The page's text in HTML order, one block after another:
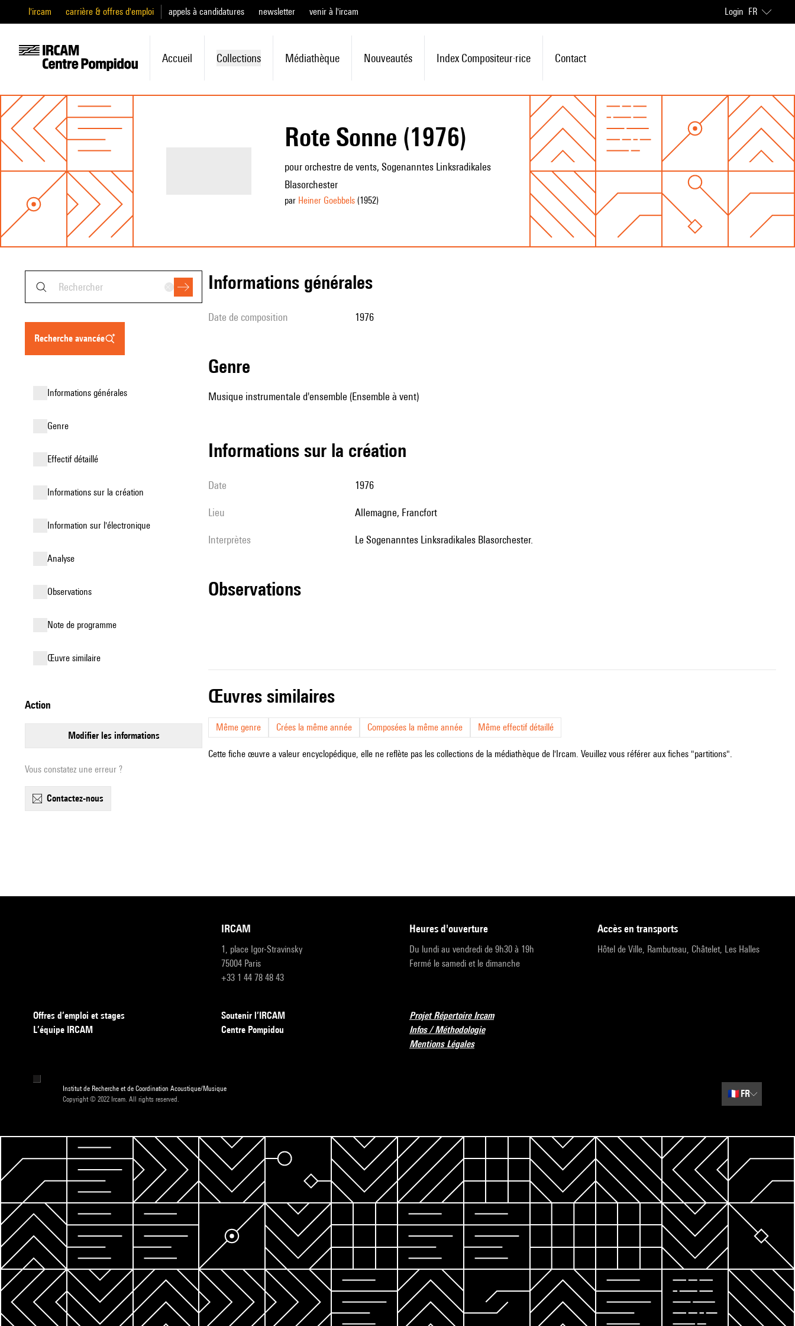
l'ircam carrière & offres d'emploi appels à candidatures newsletter venir à l'ircam Login FR
Accueil Collections Médiathèque Nouveautés Index Compositeur·rice Contact
Rote Sonne (1976)
pour orchestre de vents, Sogenanntes Linksradikales
Blasorchester
par Heiner Goebbels(1952)
recherche avancée
informations générales
genre
effectif détaillé
informations sur la création
Information sur l'électronique
analyse
observations
Note de programme
œuvre similaire
action
modifier les informations
Vous constatez une erreur ?
contactez-nous
informations générales
date de composition 1976
genre
Musique instrumentale d'ensemble (Ensemble à vent)
informations sur la création
date 1976
lieu Allemagne, Francfort
interprètes le Sogenanntes Linksradikales Blasorchester.
observations
œuvres similaires
Même genre Crées la même année Composées la même année Même effectif détaillé
Cette fiche œuvre a valeur encyclopédique, elle ne reflète pas les collections de la médiathèque de l'Ircam. Veuillez vous référer aux fiches "partitions".
IRCAM
1, place Igor-Stravinsky
75004 Paris
+33 1 44 78 48 43
heures d'ouverture
Du lundi au vendredi de 9h30 à 19h
Fermé le samedi et le dimanche
accès en transports
Hôtel de Ville, Rambuteau, Châtelet, Les Halles
Offres d’emploi et stages
L’équipe IRCAM
Soutenir l’IRCAM
Centre Pompidou
Projet Répertoire Ircam
Infos / Méthodologie
Mentions Légales
Institut de Recherche et de Coordination Acoustique/Musique
Copyright © 2022 Ircam. All rights reserved.
🇫🇷 FR